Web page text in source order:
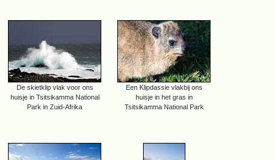
De skietklip vlak voor ons
huisje in Tsitsikamma National
Park in Zuid-Afrika
Een Klipdassie vlakbij ons
huisje in het gras in
Tsitsikamma National Park